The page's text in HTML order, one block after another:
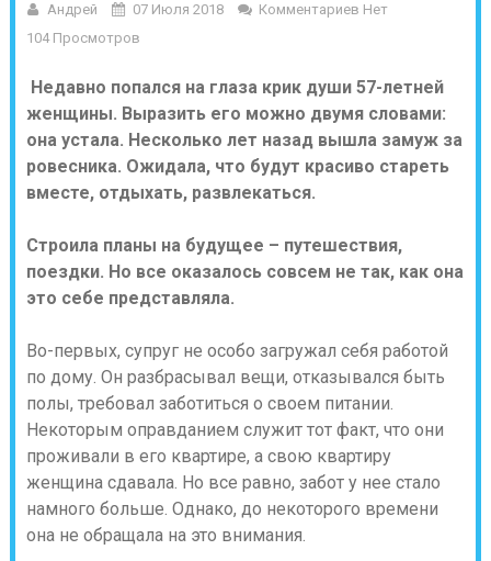
Андрей 07 Июля 2018
Комментариев Нет
104 Просмотров
Недавно попался на глаза крик души 57-летней
женщины. Выразить его можно двумя словами:
она устала. Несколько лет назад вышла замуж за
ровесника. Ожидала, что будут красиво стареть
вместе, отдыхать, развлекаться.
Строила планы на будущее – путешествия,
поездки. Но все оказалось совсем не так, как она
это себе представляла.
Во-первых, супруг не особо загружал себя работой
по дому. Он разбрасывал вещи, отказывался быть
полы, требовал заботиться о своем питании.
Некоторым оправданием служит тот факт, что они
проживали в его квартире, а свою квартиру
женщина сдавала. Но все равно, забот у нее стало
намного больше. Однако, до некоторого времени
она не обращала на это внимания.